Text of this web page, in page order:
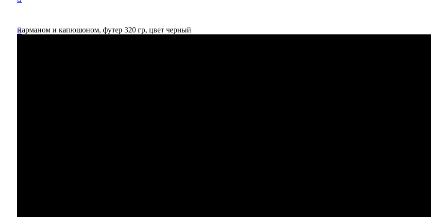
карманом и капюшоном, футер 320 гр, цвет черный